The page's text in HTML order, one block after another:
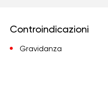
Controindicazioni
Gravidanza